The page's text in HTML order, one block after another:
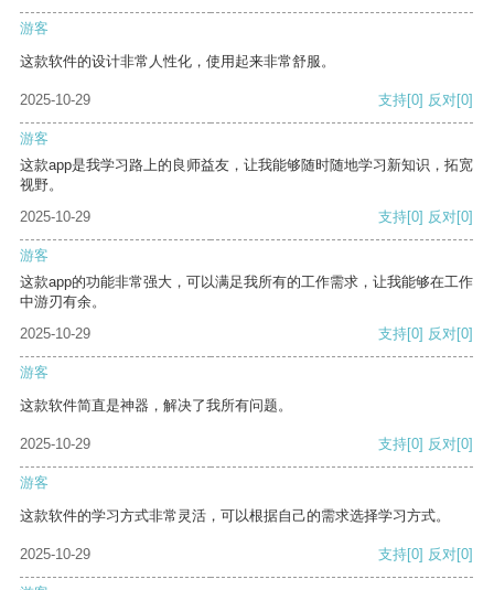
游客
这款软件的设计非常人性化，使用起来非常舒服。
2025-10-29 支持[0] 反对[0]
游客
这款app是我学习路上的良师益友，让我能够随时随地学习新知识，拓宽
视野。
2025-10-29
支持[0] 反对[0]
游客
这款app的功能非常强大，可以满足我所有的工作需求，让我能够在工作
中游刃有余。
2025-10-29
支持[0] 反对[0]
游客
这款软件简直是神器，解决了我所有问题。
2025-10-29 支持[0] 反对[0]
游客
这款软件的学习方式非常灵活，可以根据自己的需求选择学习方式。
2025-10-29 支持[0] 反对[0]